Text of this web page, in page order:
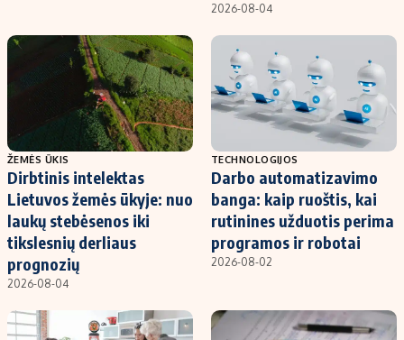
2026-08-04
ŽEMĖS ŪKIS
Dirbtinis intelektas
Lietuvos žemės ūkyje: nuo
laukų stebėsenos iki
tikslesnių derliaus
prognozių
2026-08-04
TECHNOLOGIJOS
Darbo automatizavimo
banga: kaip ruoštis, kai
rutinines užduotis perima
programos ir robotai
2026-08-02